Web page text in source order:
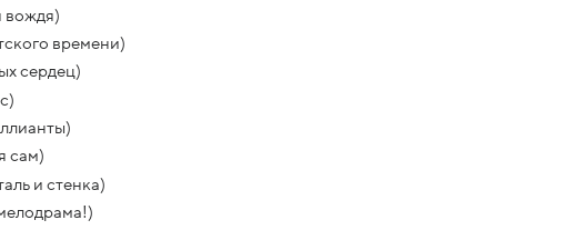
вождя)
времени)
сердец)
сам)
и стенка)